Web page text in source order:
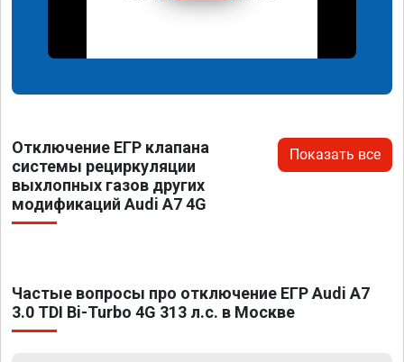
Отключение ЕГР клапана
системы рециркуляции
выхлопных газов других
модификаций Audi A7 4G
Показать все
Частые вопросы про отключение ЕГР Audi A7
3.0 TDI Bi-Turbo 4G 313 л.с. в Москве